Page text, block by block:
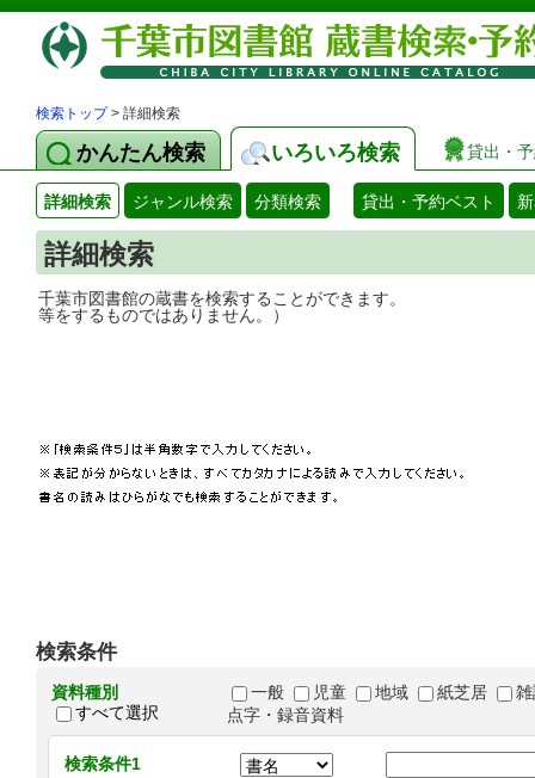
検索トップ> 詳細検索
かんたん検索 いろいろ検索 貸出・
詳細検索 ジャンル検索 分類検索 貸出・予約ベスト
詳細検索
千葉市図書館の蔵書を検索することがで
等をするものではありません。）
検索条件
資料種別
すべて選択
一般 児童 地域 紙芝居
点字・録音資料
検索条件1